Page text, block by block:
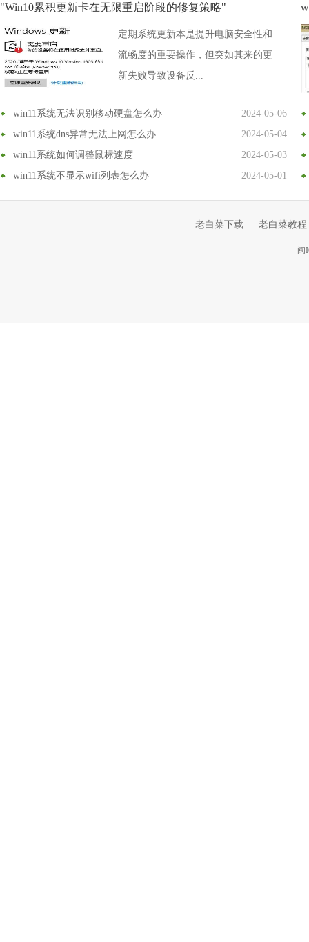
"Win10累积更新卡在无限重启阶段的修复策略"
定期系统更新本是提升电脑安全性和
流畅度的重要操作，但突如其来的更
新失败导致设备反...
win11系统无法识别移动硬盘怎么办
2024-05-06
win11系统dns异常无法上网怎么办
2024-05-04
win11系统如何调整鼠标速度
2024-05-03
win11系统不显示wifi列表怎么办
2024-05-01
老白菜下载 老白菜教程
闽